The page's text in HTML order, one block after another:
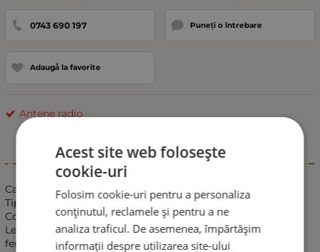
0743 690 197 Puneți o întrebare
Adaugă la favorite
Antene radio
Informații
Caietul de sarcini:
Tip: DAB Antena cablu convertor
Conector intrare: DIN (De sex feminin)
Lesiri: FM / AM: DIN (De sex masculin) DAB: SMB(PIN-ul
feminin)
Acest site web folosește
cookie-uri
Folosim cookie-uri pentru a personaliza
conținutul, reclamele și pentru a ne
analiza traficul. De asemenea, împărtășim
informații despre utilizarea site-ului